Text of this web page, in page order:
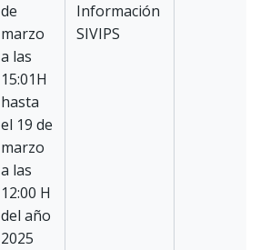
de
marzo
a las
15:01H
hasta
el 19 de
marzo
a las
12:00 H
del año
2025
Información
SIVIPS